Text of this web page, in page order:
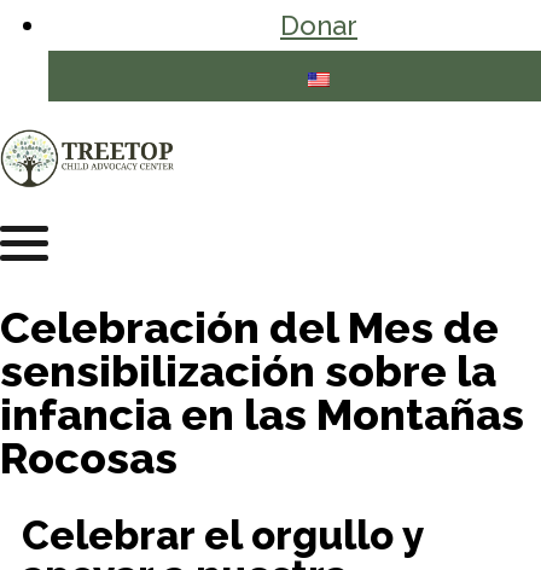
Donar
Celebración del Mes de
sensibilización sobre la
infancia en las Montañas
Rocosas
Celebrar el orgullo y